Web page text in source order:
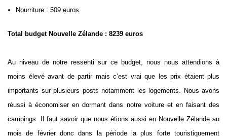
Nourriture : 509 euros
Total budget Nouvelle Zélande : 8239 euros
Au niveau de notre ressenti sur ce budget, nous nous attendions à
moins élevé avant de partir mais c’est vrai que les prix étaient plus
importants sur plusieurs posts notamment les logements. Nous avons
réussi à économiser en dormant dans notre voiture et en faisant des
campings. Il faut savoir que nous étions aussi en Nouvelle Zélande au
mois de février donc dans la période la plus forte touristiquement